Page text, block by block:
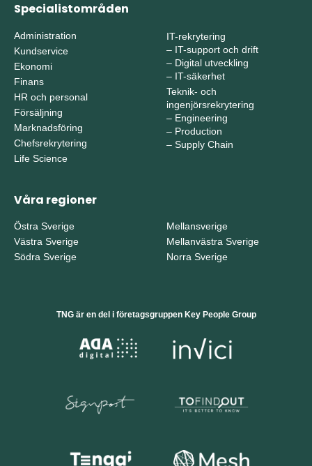
Specialistområden
Administration
Kundservice
Ekonomi
Finans
HR och personal
Försäljning
Marknadsföring
Chefsrekrytering
Life Science
IT-rekrytering
– IT-support och drift
– Digital utveckling
– IT-säkerhet
Teknik- och
ingenjörsrekrytering
– Engineering
– Production
– Supply Chain
Våra regioner
Östra Sverige
Västra Sverige
Södra Sverige
Mellansverige
Mellanvästra Sverige
Norra Sverige
TNG är en del i företagsgruppen Key People Group